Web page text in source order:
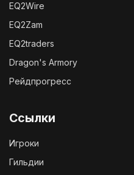
EQ2Wire
EQ2Zam
EQ2traders
Dragon's Armory
Рейдпрогресс
Ссылки
Игроки
Гильдии